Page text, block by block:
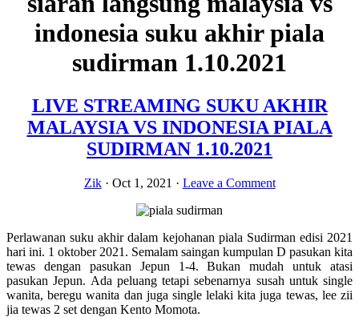
indonesia suku akhir piala
sudirman 1.10.2021
LIVE STREAMING SUKU AKHIR
MALAYSIA VS INDONESIA PIALA
SUDIRMAN 1.10.2021
Zik· Oct 1, 2021 · Leave a Comment
Perlawanan suku akhir dalam kejohanan piala Sudirman edisi 2021
hari ini. 1 oktober 2021. Semalam saingan kumpulan D pasukan kita
tewas dengan pasukan Jepun 1-4. Bukan mudah untuk atasi
pasukan Jepun. Ada peluang tetapi sebenarnya susah untuk single
wanita, beregu wanita dan juga single lelaki kita juga tewas, lee zii
jia tewas 2 set dengan Kento Momota.